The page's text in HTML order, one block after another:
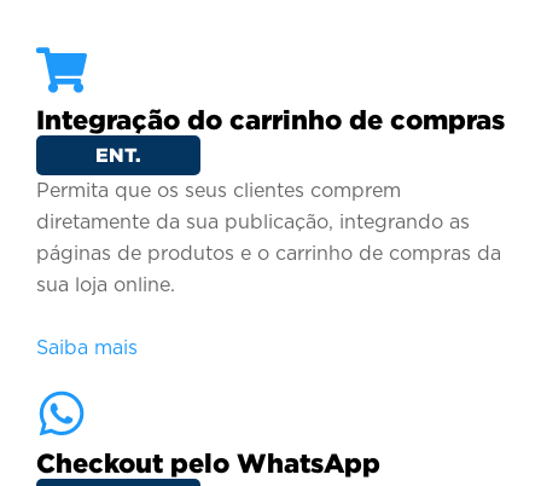
Integração do carrinho de compras
ENT.
Permita que os seus clientes comprem
diretamente da sua publicação, integrando as
páginas de produtos e o carrinho de compras da
sua loja online.
Saiba mais
Checkout pelo WhatsApp